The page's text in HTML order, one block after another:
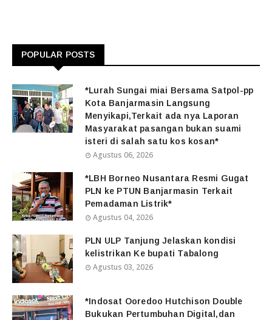
POPULAR POSTS
*Lurah Sungai miai Bersama Satpol-pp
Kota Banjarmasin Langsung
Menyikapi,Terkait ada nya Laporan
Masyarakat pasangan bukan suami
isteri di salah satu kos kosan*
Agustus 06, 2026
*LBH Borneo Nusantara Resmi Gugat
PLN ke PTUN Banjarmasin Terkait
Pemadaman Listrik*
Agustus 04, 2026
PLN ULP Tanjung Jelaskan kondisi
kelistrikan Ke bupati Tabalong
Agustus 03, 2026
*Indosat Ooredoo Hutchison Double
Bukukan Pertumbuhan Digital,dan